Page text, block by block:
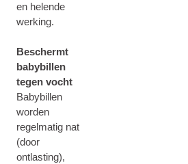
en helende
werking.
Beschermt
babybillen
tegen vocht
Babybillen
worden
regelmatig nat
(door
ontlasting),